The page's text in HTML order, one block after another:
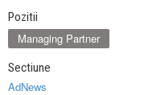
Pozitii
Managing Partner
Sectiune
AdNews